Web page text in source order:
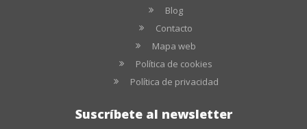
Blog
Contacto
Mapa web
Política de cookies
Política de privacidad
Suscríbete al newsletter